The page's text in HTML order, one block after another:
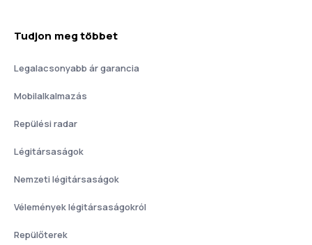
Tudjon meg többet
Legalacsonyabb ár garancia
Mobilalkalmazás
Repülési radar
Légitársaságok
Nemzeti légitársaságok
Vélemények légitársaságokról
Repülőterek